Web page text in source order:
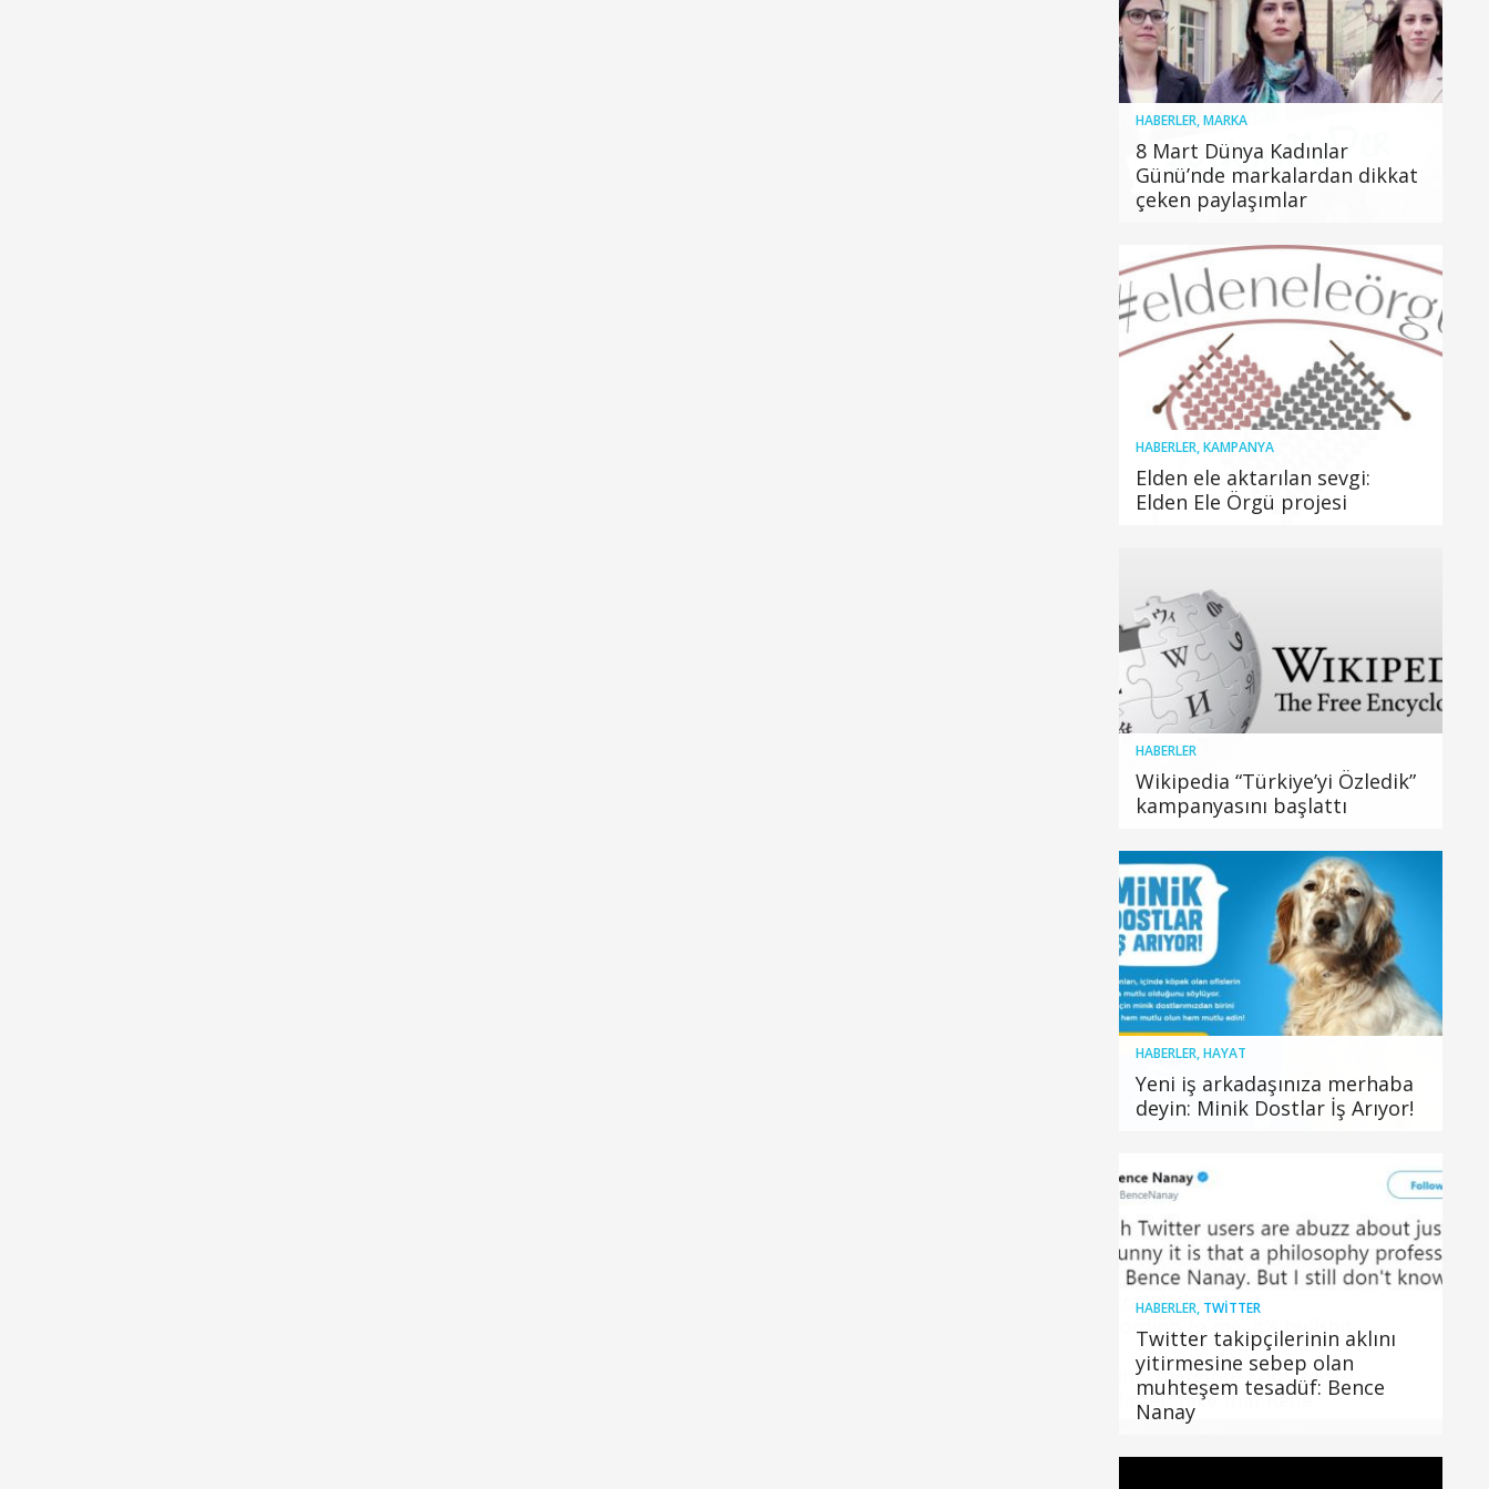
HABERLER,MARKA
8 Mart Dünya Kadınlar
Günü’nde markalardan dikkat
çeken paylaşımlar
HABERLER,KAMPANYA
Elden ele aktarılan sevgi:
Elden Ele Örgü projesi
HABERLER
Wikipedia “Türkiye’yi Özledik”
kampanyasını başlattı
HABERLER,HAYAT
Yeni iş arkadaşınıza merhaba
deyin: Minik Dostlar İş Arıyor!
HABERLER, TWITTER
Twitter takipçilerinin aklını
yitirmesine sebep olan
muhteşem tesadüf: Bence
Nanay